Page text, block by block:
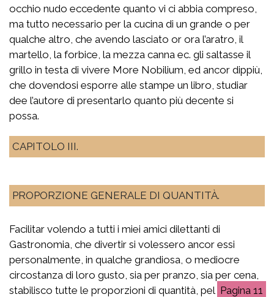
occhio nudo eccedente quanto vi ci abbia compreso,
ma tutto necessario per la cucina di un grande o per
qualche altro, che avendo lasciato or ora l’aratro, il
martello, la forbice, la mezza canna ec. gli saltasse il
grillo in testa di vivere More Nobilium, ed ancor dippiù,
che dovendosi esporre alle stampe un libro, studiar
dee l’autore di presentarlo quanto più decente si
possa.
CAPITOLO III.
PROPORZIONE GENERALE DI QUANTITÀ.
Facilitar volendo a tutti i miei amici dilettanti di
Gastronomia, che divertir si volessero ancor essi
personalmente, in qualche grandiosa, o mediocre
circostanza di loro gusto, sia per pranzo, sia per cena,
stabilisco tutte le proporzioni di quantità, pel
11